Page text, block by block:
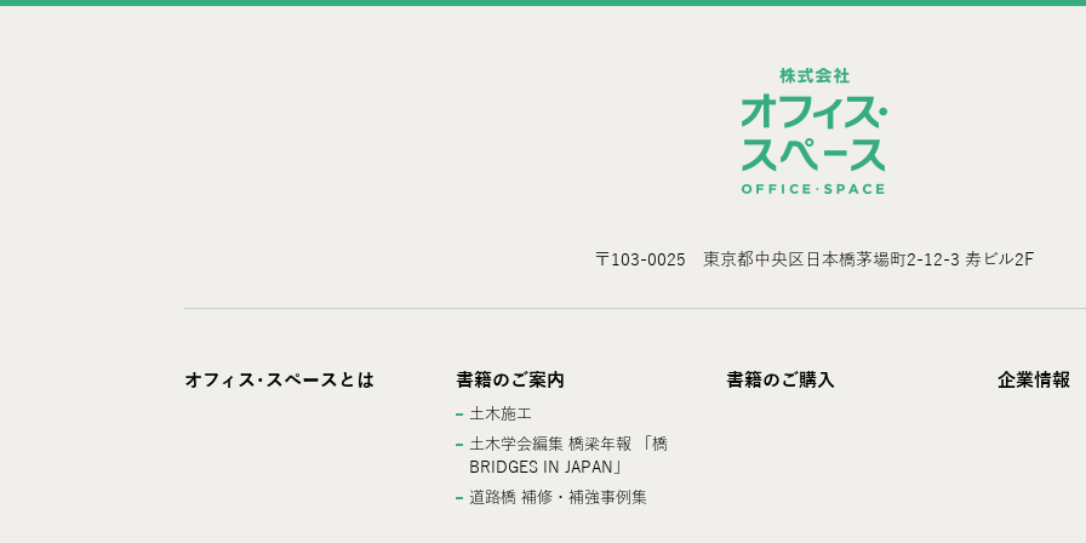
〒103-0025 東京都中央区日本橋茅場町2-12-3 寿ビル2F
オフィス･スペースとは 書籍のご案内
土木施工
土木学会編集 橋梁年報 「橋
BRIDGES IN JAPAN」
道路橋 補修・補強事例集
書籍のご購入 企業情報